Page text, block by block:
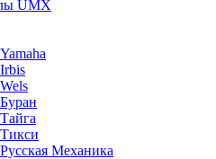
UMX
Механика